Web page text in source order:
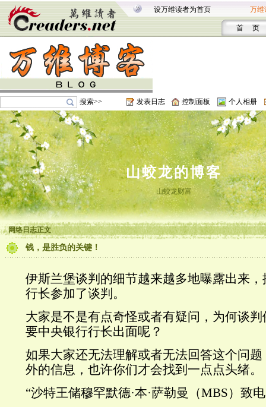
设万维读者为首页 万维
首 页
搜索>> 发表日志 控制面板 个人相册
山蛟龙的博客
山蛟龙财富
网络日志正文
钱，是胜负的关键！
伊斯兰堡谈判的细节越来越多地曝露出来
行长参加了谈判。
大家是不是有点奇怪或者有疑问，为何谈
要中央银行行长出面呢？
如果大家还无法理解或者无法回答这个问
外的信息，也许你们才会找到一点点头绪。
“沙特王储穆罕默德·本·萨勒曼（MBS）致